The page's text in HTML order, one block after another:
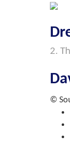
2.
©